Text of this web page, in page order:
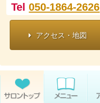
Tel050-1864-2626
アクセス・地図